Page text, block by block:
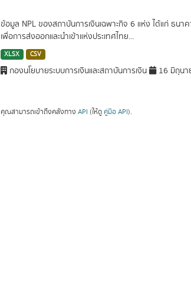
ข้อมูล NPL ของสถาบันการเงินเฉพาะกิจ 6 แห่ง ได้แก่ ธน
เพื่อการส่งออกและนำเข้าแห่งประเทศไทย...
XLSX CSV
กองนโยบายระบบการเงินและสถาบันการเงิน 16 มิถุนา
คุณสามารถเข้าถึงคลังทาง API (ให้ดู คู่มือ API).